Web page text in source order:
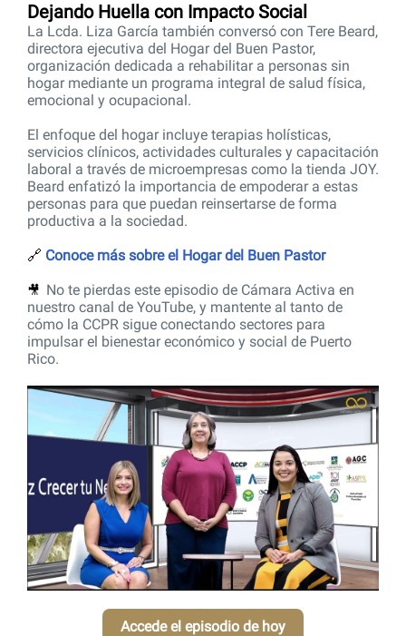
Dejando Huella con Impacto Social
La Lcda. Liza García también conversó con Tere Beard,
directora ejecutiva del Hogar del Buen Pastor,
organización dedicada a rehabilitar a personas sin
hogar mediante un programa integral de salud física,
emocional y ocupacional.
El enfoque del hogar incluye terapias holísticas,
servicios clínicos, actividades culturales y capacitación
laboral a través de microempresas como la tienda JOY.
Beard enfatizó la importancia de empoderar a estas
personas para que puedan reinsertarse de forma
productiva a la sociedad.
🔗 Conoce más sobre el Hogar del Buen Pastor
🎥 No te pierdas este episodio de Cámara Activa en
nuestro canal de YouTube, y mantente al tanto de
cómo la CCPR sigue conectando sectores para
impulsar el bienestar económico y social de Puerto
Rico.
Accede el episodio de hoy